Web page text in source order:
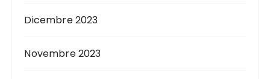
Dicembre 2023
Novembre 2023